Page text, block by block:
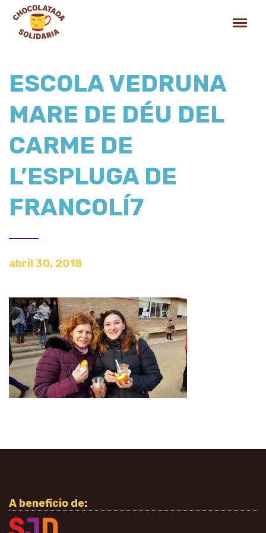
ESCOLA VEDRUNA
MARE DE DÉU DEL
CARME DE
L’ESPLUGA DE
FRANCOLÍ7
abril 30, 2018
A beneficio de: